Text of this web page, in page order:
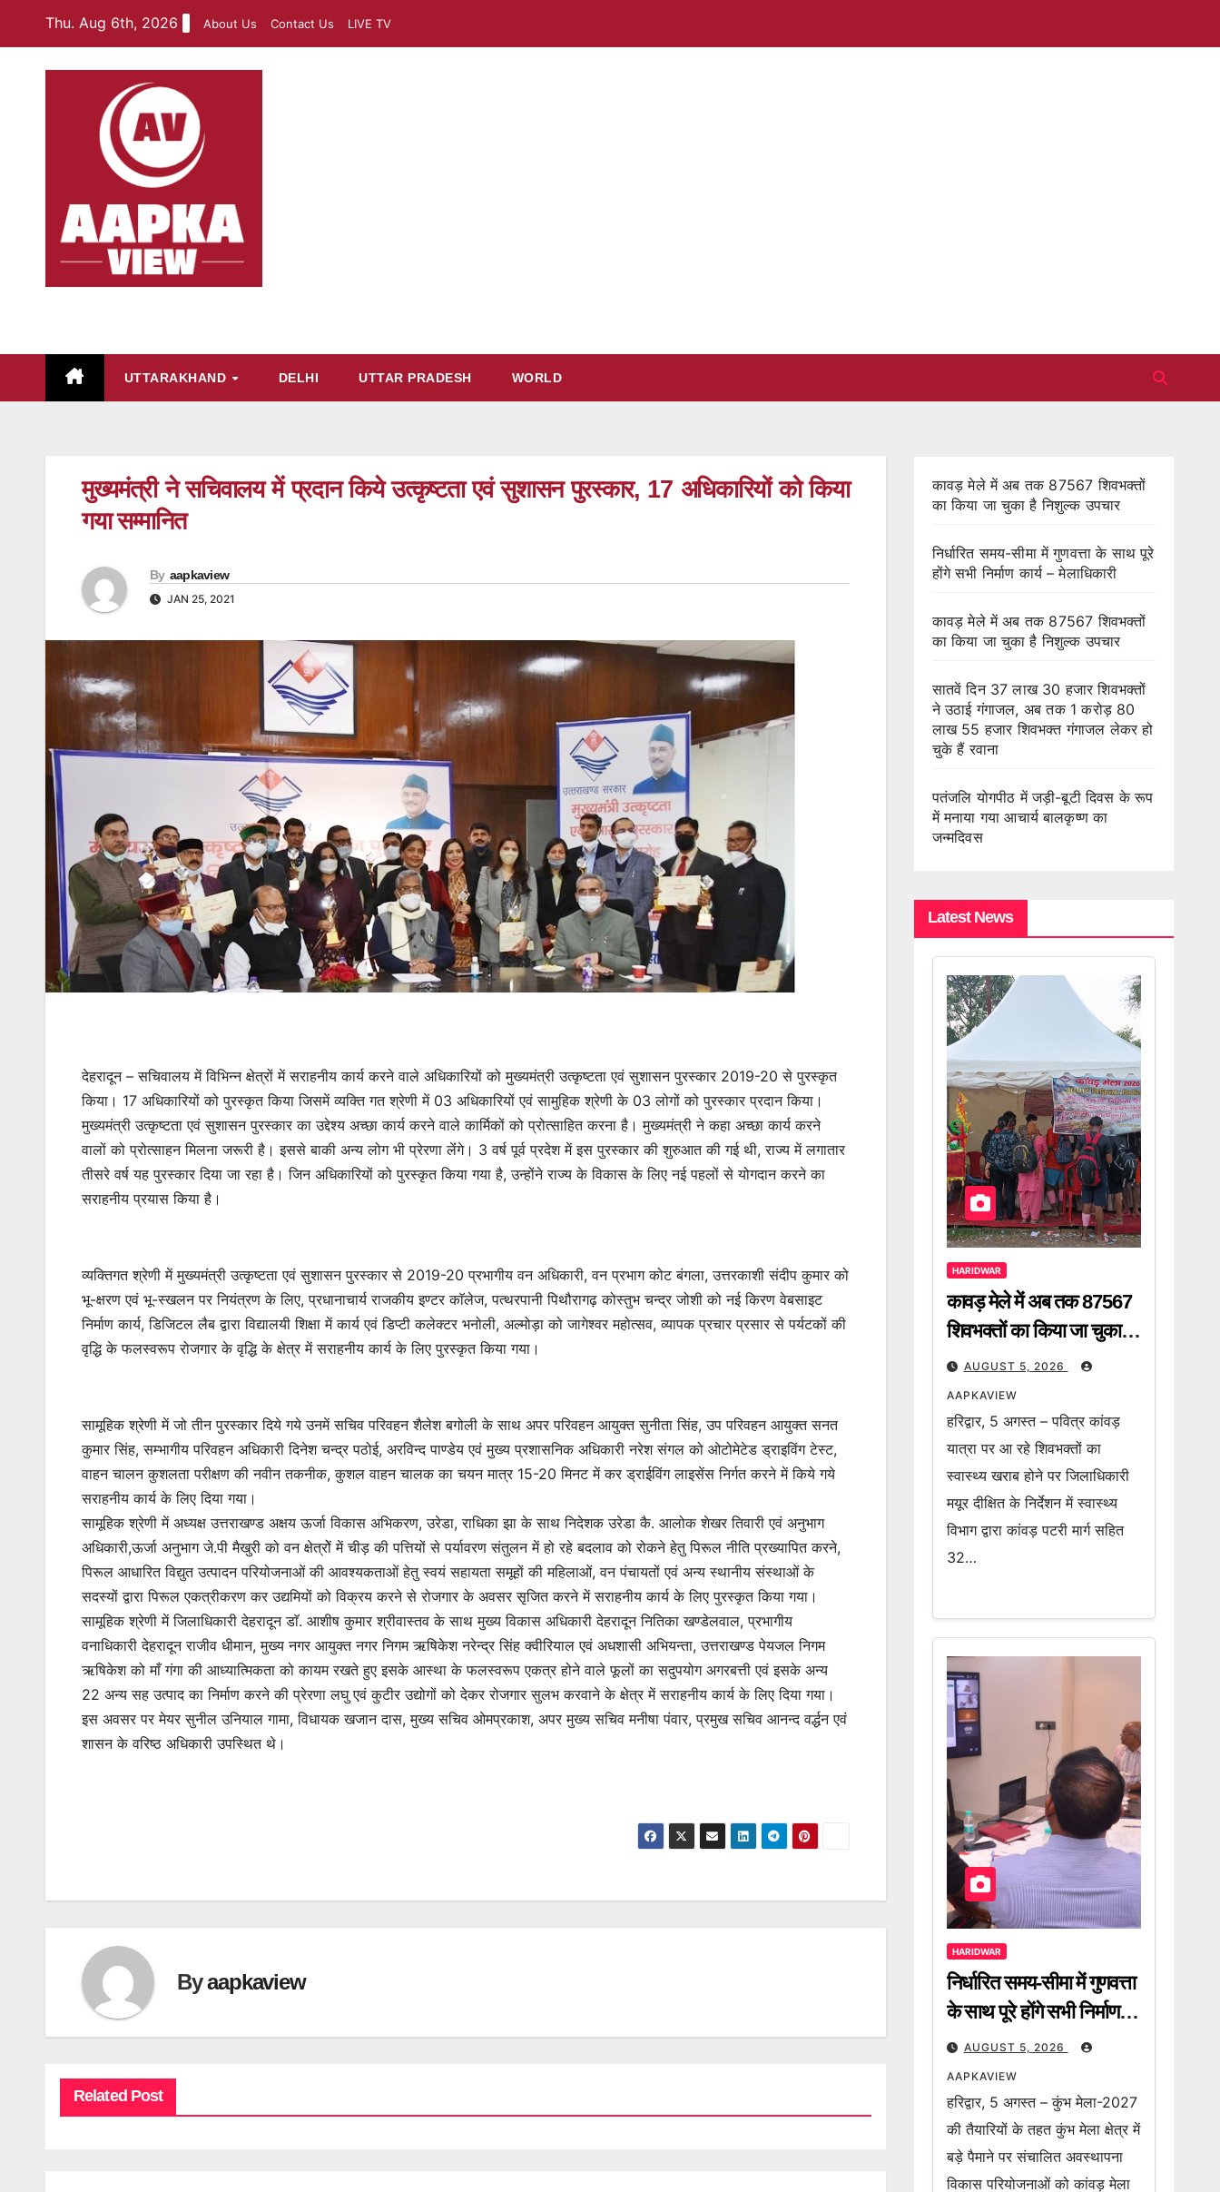
content
Thu. Aug 6th, 2026 About Us Contact Us LIVE TV
UTTARAKHAND DELHI UTTAR PRADESH WORLD
मुख्यमंत्री ने सचिवालय में प्रदान किये उत्कृष्टता एवं सुशासन पुरस्कार, 17 अधिकारियों को किया
गया सम्मानित
By aapkaview
JAN 25, 2021
देहरादून – सचिवालय में विभिन्न क्षेत्रों में सराहनीय कार्य करने वाले अधिकारियों को मुख्यमंत्री उत्कृष्टता एवं सुशासन पुरस्कार 2019-20 से पुरस्कृत
किया। 17 अधिकारियों को पुरस्कृत किया जिसमें व्यक्ति गत श्रेणी में 03 अधिकारियों एवं सामुहिक श्रेणी के 03 लोगों को पुरस्कार प्रदान किया।
मुख्यमंत्री उत्कृष्टता एवं सुशासन पुरस्कार का उद्देश्य अच्छा कार्य करने वाले कार्मिकों को प्रोत्साहित करना है। मुख्यमंत्री ने कहा अच्छा कार्य करने
वालों को प्रोत्साहन मिलना जरूरी है। इससे बाकी अन्य लोग भी प्रेरणा लेंंगे। 3 वर्ष पूर्व प्रदेश में इस पुरस्कार की शुरुआत की गई थी, राज्य में लगातार
तीसरे वर्ष यह पुरस्कार दिया जा रहा है। जिन अधिकारियों को पुरस्कृत किया गया है, उन्होंने राज्य के विकास के लिए नई पहलों से योगदान करने का
सराहनीय प्रयास किया है।
व्यक्तिगत श्रेणी में मुख्यमंत्री उत्कृष्टता एवं सुशासन पुरस्कार से 2019-20 प्रभागीय वन अधिकारी, वन प्रभाग कोट बंगला, उत्तरकाशी संदीप कुमार को
भू-क्षरण एवं भू-स्खलन पर नियंत्रण के लिए, प्रधानाचार्य राजकीय इण्टर काॅलेज, पत्थरपानी पिथौरागढ़ कोस्तुभ चन्द्र जोशी को नई किरण वेबसाइट
निर्माण कार्य, डिजिटल लैब द्वारा विद्यालयी शिक्षा में कार्य एवं डिप्टी कलेक्टर भनोली, अल्मोड़ा को जागेश्वर महोत्सव, व्यापक प्रचार प्रसार से पर्यटकों की
वृद्धि के फलस्वरूप रोजगार के वृद्धि के क्षेत्र में सराहनीय कार्य के लिए पुरस्कृत किया गया।
सामूहिक श्रेणी में जो तीन पुरस्कार दिये गये उनमें सचिव परिवहन शैलेश बगोली के साथ अपर परिवहन आयुक्त सुनीता सिंह, उप परिवहन आयुक्त सनत
कुमार सिंह, सम्भागीय परिवहन अधिकारी दिनेश चन्द्र पठोई, अरविन्द पाण्डेय एवं मुख्य प्रशासनिक अधिकारी नरेश संगल को ओटोमेटेड ड्राइविंग टेस्ट,
वाहन चालन कुशलता परीक्षण की नवीन तकनीक, कुशल वाहन चालक का चयन मात्र 15-20 मिनट में कर ड्राईविंग लाइसेंस निर्गत करने में किये गये
सराहनीय कार्य के लिए दिया गया।
सामूहिक श्रेणी में अध्यक्ष उत्तराखण्ड अक्षय ऊर्जा विकास अभिकरण, उरेडा, राधिका झा के साथ निदेशक उरेडा कै. आलोक शेखर तिवारी एवं अनुभाग
अधिकारी,ऊर्जा अनुभाग जे.पी मैखुरी को वन क्षेत्रोें में चीड़ की पत्तियों से पर्यावरण संतुलन में हो रहे बदलाव को रोकने हेतु पिरूल नीति प्रख्यापित करने,
पिरूल आधारित विद्युत उत्पादन परियोजनाओं की आवश्यकताओं हेतु स्वयं सहायता समूहों की महिलाओं, वन पंचायतों एवं अन्य स्थानीय संस्थाओं के
सदस्यों द्वारा पिरूल एकत्रीकरण कर उद्यमियों को विक्रय करने से रोजगार के अवसर सृजित करने में सराहनीय कार्य के लिए पुरस्कृत किया गया।
सामूहिक श्रेणी में जिलाधिकारी देहरादून डाॅ. आशीष कुमार श्रीवास्तव के साथ मुख्य विकास अधिकारी देहरादून नितिका खण्डेलवाल, प्रभागीय
वनाधिकारी देहरादून राजीव धीमान, मुख्य नगर आयुक्त नगर निगम ऋषिकेश नरेन्द्र सिंह क्वीरियाल एवं अधशासी अभियन्ता, उत्तराखण्ड पेयजल निगम
ऋषिकेश को माँ गंगा की आध्यात्मिकता को कायम रखते हुए इसके आस्था के फलस्वरूप एकत्र होने वाले फूलों का सदुपयोग अगरबत्ती एवं इसके अन्य
22 अन्य सह उत्पाद का निर्माण करने की प्रेरणा लघु एवं कुटीर उद्योगों को देकर रोजगार सुलभ करवाने के क्षेत्र में सराहनीय कार्य के लिए दिया गया।
इस अवसर पर मेयर सुनील उनियाल गामा, विधायक खजान दास, मुख्य सचिव ओमप्रकाश, अपर मुख्य सचिव मनीषा पंवार, प्रमुख सचिव आनन्द वर्द्धन एवं
शासन के वरिष्ठ अधिकारी उपस्थित थे।
Byaapkaview
Related Post
कावड़ मेले में अब तक 87567 शिवभक्तों
का किया जा चुका है निशुल्क उपचार
निर्धारित समय-सीमा में गुणवत्ता के साथ पूरे
होंगे सभी निर्माण कार्य – मेलाधिकारी
कावड़ मेले में अब तक 87567 शिवभक्तों
का किया जा चुका है निशुल्क उपचार
सातवें दिन 37 लाख 30 हजार शिवभक्तों
ने उठाई गंगाजल, अब तक 1 करोड़ 80
लाख 55 हजार शिवभक्त गंगाजल लेकर हो
चुके हैं रवाना
पतंजलि योगपीठ में जड़ी-बूटी दिवस के रूप
में मनाया गया आचार्य बालकृष्ण का
जन्मदिवस
Latest News
HARIDWAR
कावड़ मेले में अब तक 87567
शिवभक्तों का किया जा चुका है
निशुल्क उपचार
AUGUST 5, 2026
AAPKAVIEW
हरिद्वार, 5 अगस्त – पवित्र कांवड़
यात्रा पर आ रहे शिवभक्तों का
स्वास्थ्य खराब होने पर जिलाधिकारी
मयूर दीक्षित के निर्देशन में स्वास्थ्य
विभाग द्वारा कांवड़ पटरी मार्ग सहित
32…
HARIDWAR
निर्धारित समय-सीमा में गुणवत्ता
के साथ पूरे होंगे सभी निर्माण
कार्य – मेलाधिकारी
AUGUST 5, 2026
AAPKAVIEW
हरिद्वार, 5 अगस्त – कुंभ मेला-2027
की तैयारियों के तहत कुंभ मेला क्षेत्र में
बड़े पैमाने पर संचालित अवस्थापना
विकास परियोजनाओं को कांवड़ मेला